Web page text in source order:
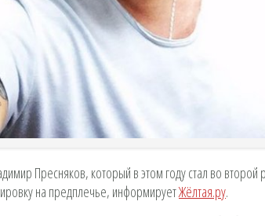
Пресняков, который в этом году стал во второй
на предплечье, информируетЖёлтая.ру.